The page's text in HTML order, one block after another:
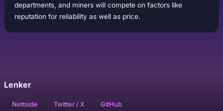
departments, and miners will compete on factors like
reputation for reliability as well as price.
Lenker
Nettside Twitter / X GitHub